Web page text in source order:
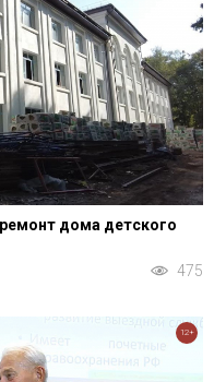
дома детского
475
12+